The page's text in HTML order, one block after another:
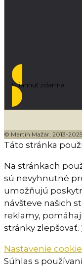
Stiahnuť zdarma
© Martin Mažár, 2013-
Táto stránka
Na stránkach
sú nevyhnutné
umožňujú
návšteve našich
reklamy,
stránky zlepšovať.
Nastavenie
Súhlas s